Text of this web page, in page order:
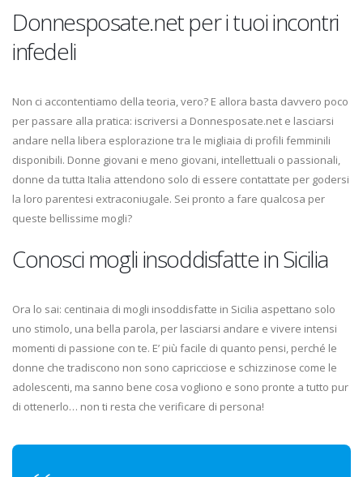
Donnesposate.net per i tuoi incontri
infedeli
Non ci accontentiamo della teoria, vero? E allora basta davvero poco
per passare alla pratica: iscriversi a Donnesposate.net e lasciarsi
andare nella libera esplorazione tra le migliaia di profili femminili
disponibili. Donne giovani e meno giovani, intellettuali o passionali,
donne da tutta Italia attendono solo di essere contattate per godersi
la loro parentesi extraconiugale. Sei pronto a fare qualcosa per
queste bellissime mogli?
Conosci mogli insoddisfatte in Sicilia
Ora lo sai: centinaia di mogli insoddisfatte in Sicilia aspettano solo
uno stimolo, una bella parola, per lasciarsi andare e vivere intensi
momenti di passione con te. E’ più facile di quanto pensi, perché le
donne che tradiscono non sono capricciose e schizzinose come le
adolescenti, ma sanno bene cosa vogliono e sono pronte a tutto pur
di ottenerlo… non ti resta che verificare di persona!